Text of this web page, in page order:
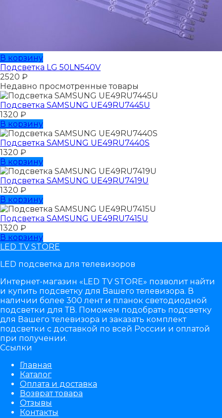
В корзину
Подсветка LG 50LN540V
2520 ₽
Недавно просмотренные товары
Подсветка SAMSUNG UЕ49RU7445U
1320 ₽
В корзину
Подсветка SAMSUNG UЕ49RU7440S
1320 ₽
В корзину
Подсветка SAMSUNG UЕ49RU7419U
1320 ₽
В корзину
Подсветка SAMSUNG UЕ49RU7415U
1320 ₽
В корзину
LED TV STORE
LED подсветка для телевизоров
Интернет-магазин «LED TV STORE» позволит найти
и купить подсветку для Вашего телевизора. В
наличии более 300 лент и планок светодиодной
подсветки для ТВ. Поможем подобрать подсветку
для Вашего телевизора и заказать комплект
подсветки с доставкой по всей России и оплатой
при получении.
Ссылки
Главная
Каталог
Оплата и доставка
Возврат товара
Отзывы
Контакты